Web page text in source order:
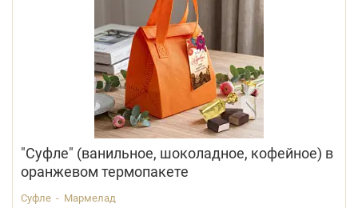
"Суфле" (ванильное, шоколадное, кофейное) в
оранжевом термопакете
Суфле - Мармелад